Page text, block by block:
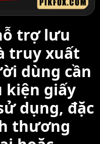
trợ lưu
truy xuất
dùng cần
kiện giấy
dụng, đặc
thương